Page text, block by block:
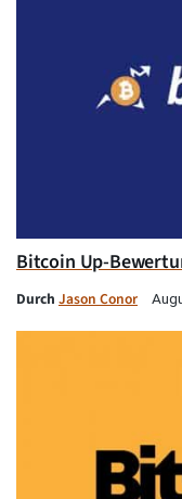
Bitcoin Up-
Durch Jason Conor